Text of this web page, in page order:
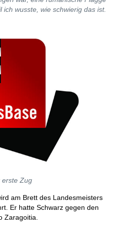
wusste, wie schwierig das ist.
erste Zug
am Brett des Landesmeisters
Er hatte Schwarz gegen den
Zaragoitia.